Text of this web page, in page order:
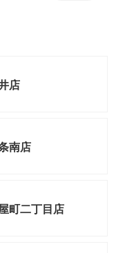
店
南店
町二丁目店